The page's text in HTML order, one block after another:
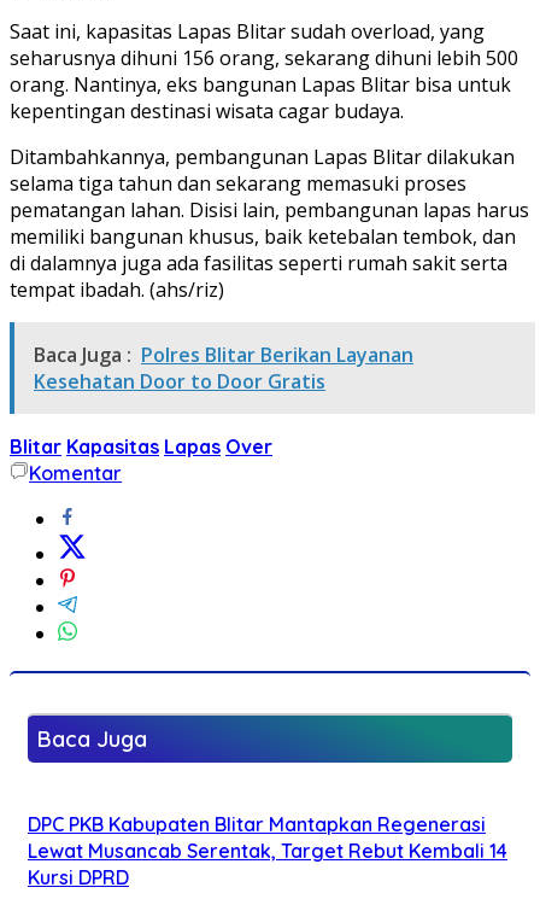
Saat ini, kapasitas Lapas Blitar sudah overload, yang
seharusnya dihuni 156 orang, sekarang dihuni lebih 500
orang. Nantinya, eks bangunan Lapas Blitar bisa untuk
kepentingan destinasi wisata cagar budaya.
Ditambahkannya, pembangunan Lapas Blitar dilakukan
selama tiga tahun dan sekarang memasuki proses
pematangan lahan. Disisi lain, pembangunan lapas harus
memiliki bangunan khusus, baik ketebalan tembok, dan
di dalamnya juga ada fasilitas seperti rumah sakit serta
tempat ibadah. (ahs/riz)
Baca Juga : Polres Blitar Berikan Layanan
Kesehatan Door to Door Gratis
Blitar Kapasitas Lapas Over
Komentar
Baca Juga
DPC PKB Kabupaten Blitar Mantapkan Regenerasi
Lewat Musancab Serentak, Target Rebut Kembali 14
Kursi DPRD